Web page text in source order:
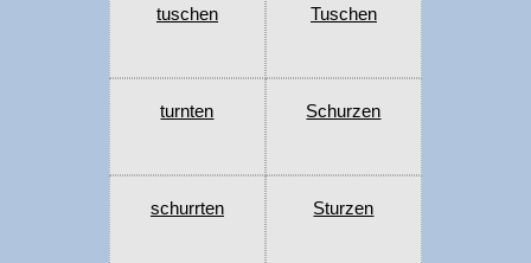
tuschen Tuschen
turnten Schurzen
schurrten Sturzen